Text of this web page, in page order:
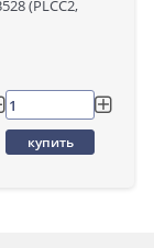
(PLCC2,
купить